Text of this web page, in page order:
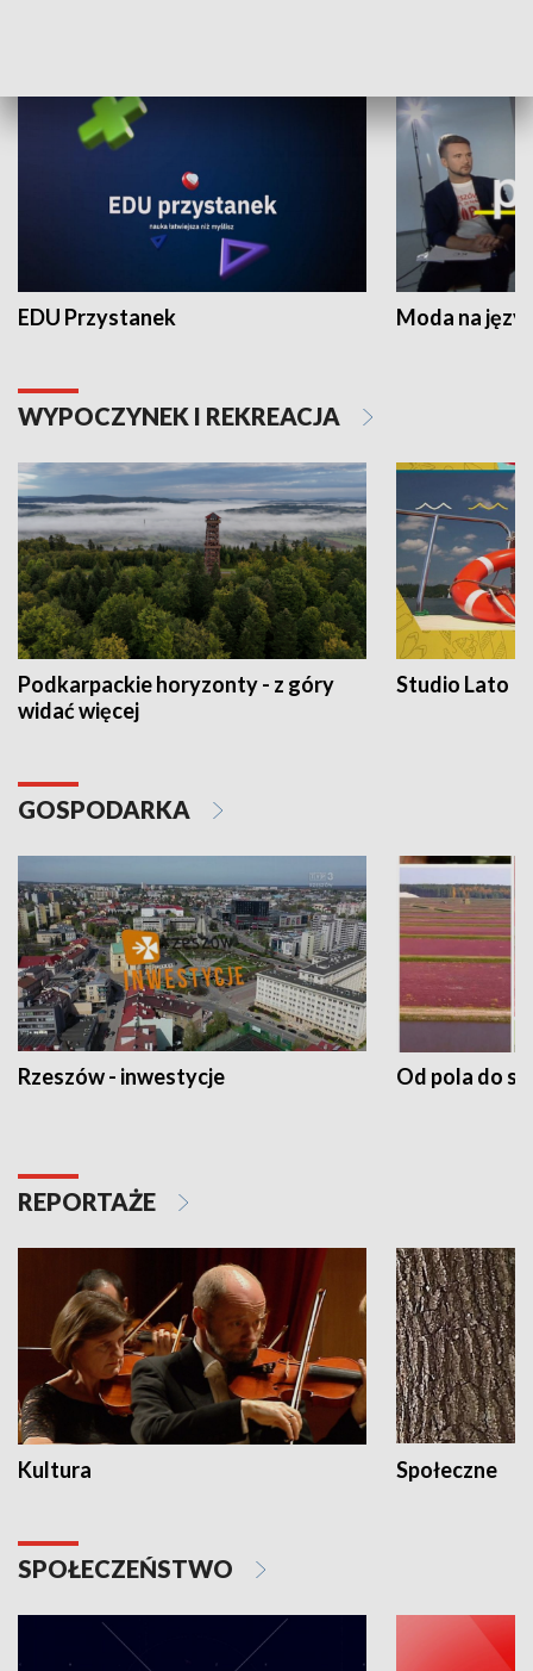
EDU Przystanek Moda na
WYPOCZYNEK I REKREACJA
Podkarpackie horyzonty - z góry
widać więcej
Studio Lato
GOSPODARKA
Rzeszów - inwestycje Od pola do
REPORTAŻE
Kultura Społeczne
SPOŁECZEŃSTWO